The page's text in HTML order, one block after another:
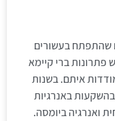
שהתפתח בעשורים
פתרונות ברי קיימא
איתם. בשנות
בהשקעות באנרגיות
ואנרגיה ביומסה.